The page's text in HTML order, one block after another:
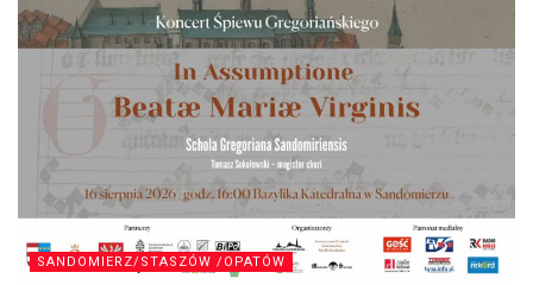
SANDOMIERZ/STASZÓW /OPATÓW